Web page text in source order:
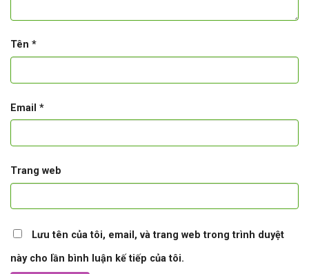
Tên *
Email *
Trang web
Lưu tên của tôi, email, và trang web trong trình duyệt
này cho lần bình luận kế tiếp của tôi.